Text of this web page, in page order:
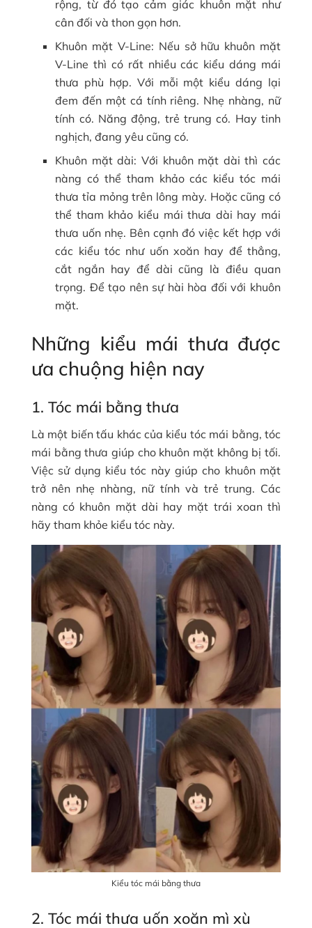
rộng, từ đó tạo cảm giác khuôn mặt như
cân đối và thon gọn hơn.
Khuôn mặt V-Line: Nếu sở hữu khuôn mặt
V-Line thì có rất nhiều các kiểu dáng mái
thưa phù hợp. Với mỗi một kiểu dáng lại
đem đến một cá tính riêng. Nhẹ nhàng, nữ
tính có. Năng động, trẻ trung có. Hay tinh
nghịch, đang yêu cũng có.
Khuôn mặt dài: Với khuôn mặt dài thì các
nàng có thể tham khảo các kiểu tóc mái
thưa tỉa mỏng trên lông mày. Hoặc cũng có
thể tham khảo kiểu mái thưa dài hay mái
thưa uốn nhẹ. Bên cạnh đó việc kết hợp với
các kiểu tóc như uốn xoăn hay để thẳng,
cắt ngắn hay để dài cũng là điều quan
trọng. Để tạo nên sự hài hòa đối với khuôn
mặt.
Những kiểu mái thưa được
ưa chuộng hiện nay
1. Tóc mái bằng thưa
Là một biến tấu khác của kiểu tóc mái bằng, tóc
mái bằng thưa giúp cho khuôn mặt không bị tối.
Việc sử dụng kiểu tóc này giúp cho khuôn mặt
trở nên nhẹ nhàng, nữ tính và trẻ trung. Các
nàng có khuôn mặt dài hay mặt trái xoan thì
hãy tham khỏe kiểu tóc này.
Kiểu tóc mái bằng thưa
2. Tóc mái thưa uốn xoăn mì xù